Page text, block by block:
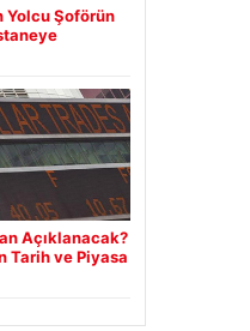
Yolcu Şoförün
Açıklanacak?
Tarih ve Piyasa